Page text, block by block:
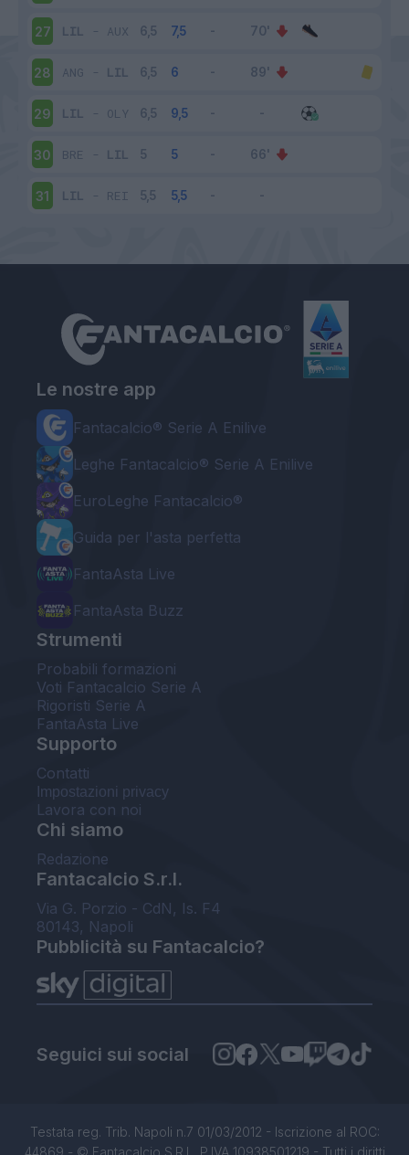
27 LIL - AUX
28 ANG - LIL
29 LIL - OLY
30 BRE - LIL
31 LIL - REI
Le nostre app
Fantacalcio® Serie A Enilive
Leghe Fantacalcio® Serie A Enilive
EuroLeghe Fantacalcio®
Guida per l'asta perfetta
FantaAsta Live
FantaAsta Buzz
Strumenti
Probabili formazioni
Voti Fantacalcio Serie A
Rigoristi Serie A
FantaAsta Live
Supporto
Contatti
Impostazioni privacy
Lavora con noi
Chi siamo
Redazione
Fantacalcio S.r.l.
Via G. Porzio - CdN, Is. F4
80143, Napoli
Pubblicità su Fantacalcio?
Seguici sui social
Testata reg. Trib. Napoli n.7 01/03/2012 - Iscrizione al ROC:
44869 - © Fantacalcio S.R.L. P.IVA 10938501219 - Tutti i diritti